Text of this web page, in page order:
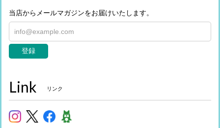
当店からメールマガジンをお届けいたします。
登録
Link リンク